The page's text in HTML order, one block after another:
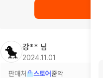
🐤 강** 님
2024.11.01
판매처 스토어 줌악